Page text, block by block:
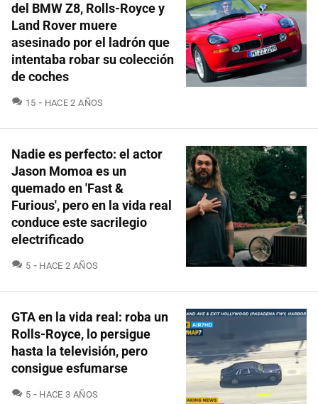
del BMW Z8, Rolls-Royce y
Land Rover muere
asesinado por el ladrón que
intentaba robar su colección
de coches
15 COMENTARIOS
HACE 2 AÑOS
Nadie es perfecto: el actor
Jason Momoa es un
quemado en 'Fast &
Furious', pero en la vida real
conduce este sacrilegio
electrificado
5 COMENTARIOS
HACE 2 AÑOS
GTA en la vida real: roba un
Rolls-Royce, lo persigue
hasta la televisión, pero
consigue esfumarse
5 COMENTARIOS
HACE 3 AÑOS